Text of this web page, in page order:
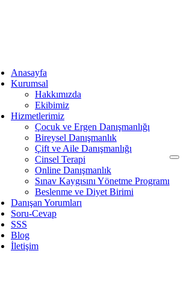
Anasayfa
Kurumsal
Hakkımızda
Ekibimiz
Hizmetlerimiz
Çocuk ve Ergen Danışmanlığı
Bireysel Danışmanlık
Çift ve Aile Danışmanlığı
Cinsel Terapi
Online Danışmanlık
Sınav Kaygısını Yönetme Programı
Beslenme ve Diyet Birimi
Danışan Yorumları
Soru-Cevap
SSS
Blog
İletişim